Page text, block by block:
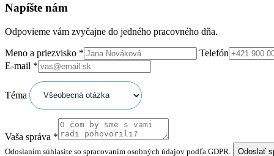
Napíšte nám
Odpovieme vám zvyčajne do jedného pracovného dňa.
Meno a priezvisko *
Telefón
E-mail *
Téma
Vaša správa *
Odoslaním súhlasíte so spracovaním osobných údajov podľa GDPR. Odoslať